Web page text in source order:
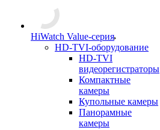
HiWatch Value-серия
HD-TVI-оборудование
HD-TVI
видеорегистраторы
Компактные
камеры
Купольные камеры
Панорамные
камеры